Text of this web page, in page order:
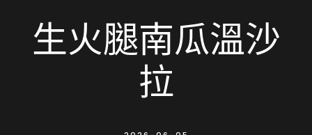
生火腿南瓜溫沙
拉